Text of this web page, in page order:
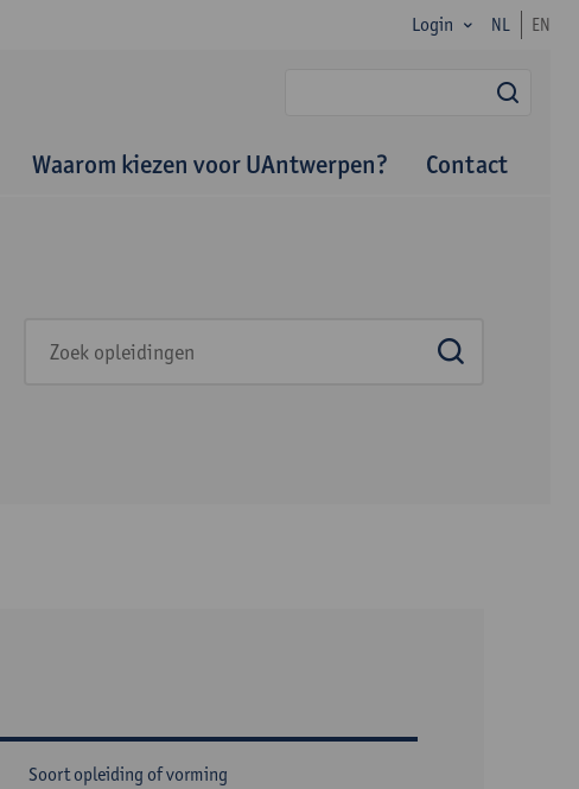
Login NL EN
Waarom kiezen voor UAntwerpen? Contact
Soort opleiding of vorming